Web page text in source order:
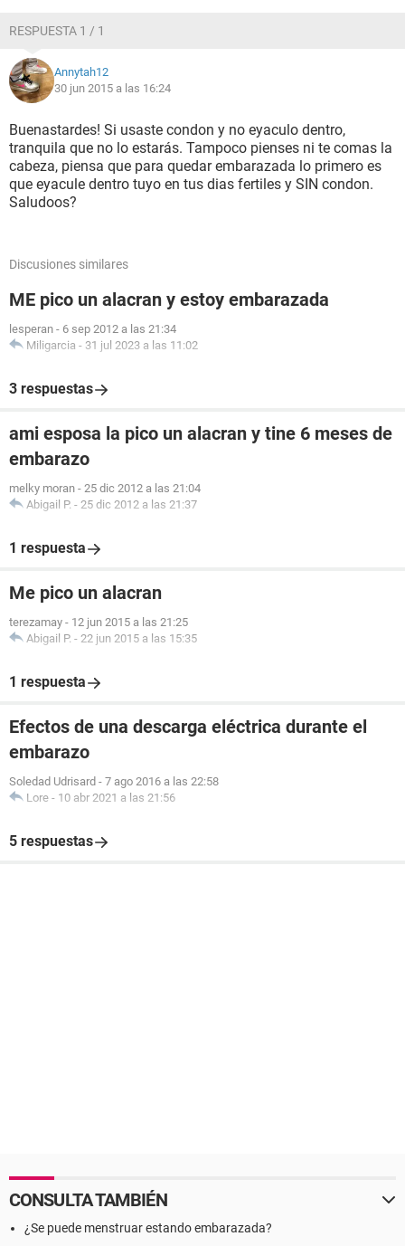
RESPUESTA 1 / 1
Annytah12
30 jun 2015 a las 16:24
Buenastardes! Si usaste condon y no eyaculo dentro,
tranquila que no lo estarás. Tampoco pienses ni te comas la
cabeza, piensa que para quedar embarazada lo primero es
que eyacule dentro tuyo en tus dias fertiles y SIN condon.
Saludoos?
Discusiones similares
ME pico un alacran y estoy embarazada
lesperan - 6 sep 2012 a las 21:34
Miligarcia - 31 jul 2023 a las 11:02
3 respuestas
ami esposa la pico un alacran y tine 6 meses de
embarazo
melky moran - 25 dic 2012 a las 21:04
Abigail P. - 25 dic 2012 a las 21:37
1 respuesta
Me pico un alacran
terezamay - 12 jun 2015 a las 21:25
Abigail P. - 22 jun 2015 a las 15:35
1 respuesta
Efectos de una descarga eléctrica durante el
embarazo
Soledad Udrisard - 7 ago 2016 a las 22:58
Lore - 10 abr 2021 a las 21:56
5 respuestas
CONSULTA TAMBIÉN
¿Se puede menstruar estando embarazada?